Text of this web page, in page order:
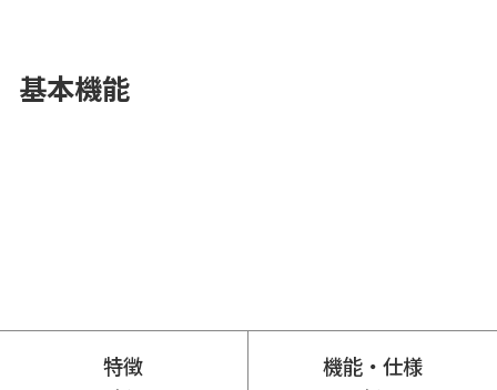
基本機能
特徴 機能・仕様